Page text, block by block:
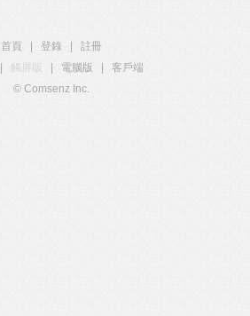
首頁 登錄
註冊
觸屏版 電腦版
客戶端
© Comsenz Inc.